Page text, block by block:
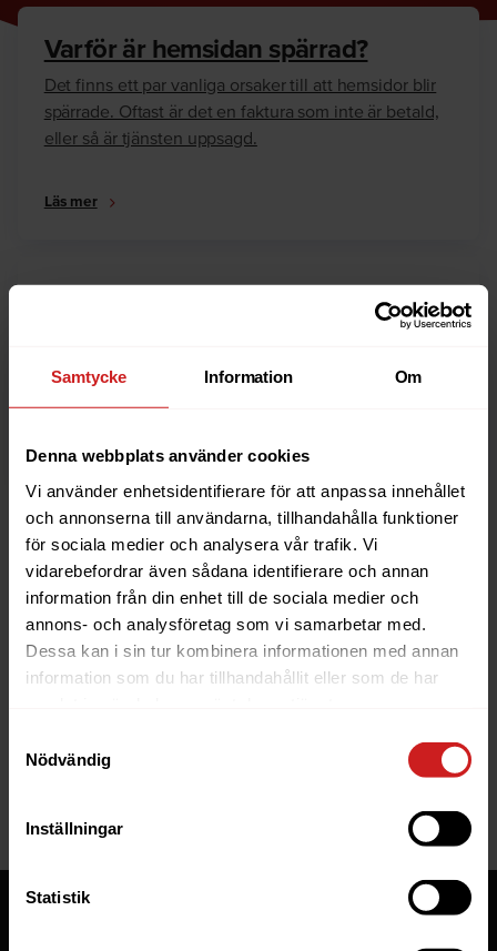
Samtycke Information Om
Denna webbplats använder cookies
Vi använder enhetsidentifierare för att anpassa innehållet
och annonserna till användarna, tillhandahålla funktioner
för sociala medier och analysera vår trafik. Vi
vidarebefordrar även sådana identifierare och annan
information från din enhet till de sociala medier och
annons- och analysföretag som vi samarbetar med.
Dessa kan i sin tur kombinera informationen med annan
information som du har tillhandahållit eller som de har
Nödvändig
Inställningar
Statistik
Varför är hemsidan spärrad?
Det finns ett par vanliga orsaker till att hemsidor blir
spärrade. Oftast är det en faktura som inte är betald,
eller så är tjänsten uppsagd.
Läs mer
Är du ägare till hemsidan eller domännamnet så har
anledningarna till varför en hemsida är spärrad.
Läs mer
The website you were trying to
reach has been suspended
If you are the owner of this website or domain please
read
website to be suspended.